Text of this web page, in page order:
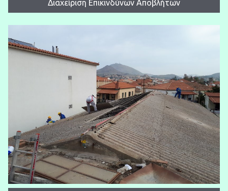
Διαχείριση Eπικινδύνων Aποβλήτων